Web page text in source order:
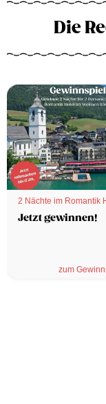
Die
2 Nächte im Romantik
Jetzt gewinnen!
zum